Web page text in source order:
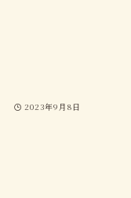
2023年9月8日